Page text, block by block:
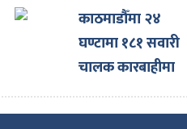
काठमाडौँमा २४
घण्टामा १८१ सवारी
चालक कारबाहीमा